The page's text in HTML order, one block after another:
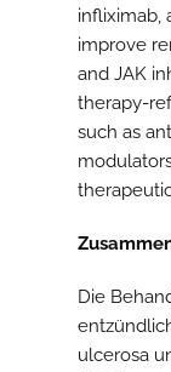
infliximab,
improve
and JAK
therapy-
such as
Die
ulcerosa